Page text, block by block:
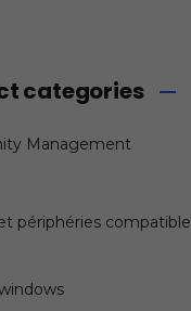
categories
Management
périphéries compatible